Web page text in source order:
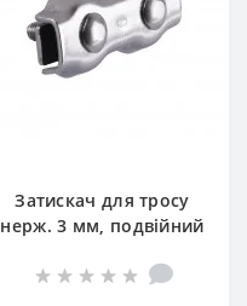
Затискач для тросу
нерж. 3 мм, подвійний